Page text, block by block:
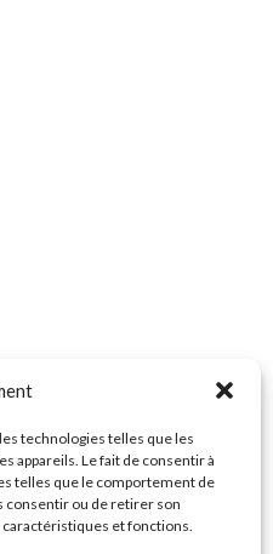
technologies telles que les
appareils. Le fait de consentir à
telles que le comportement de
consentir ou de retirer son
et fonctions.